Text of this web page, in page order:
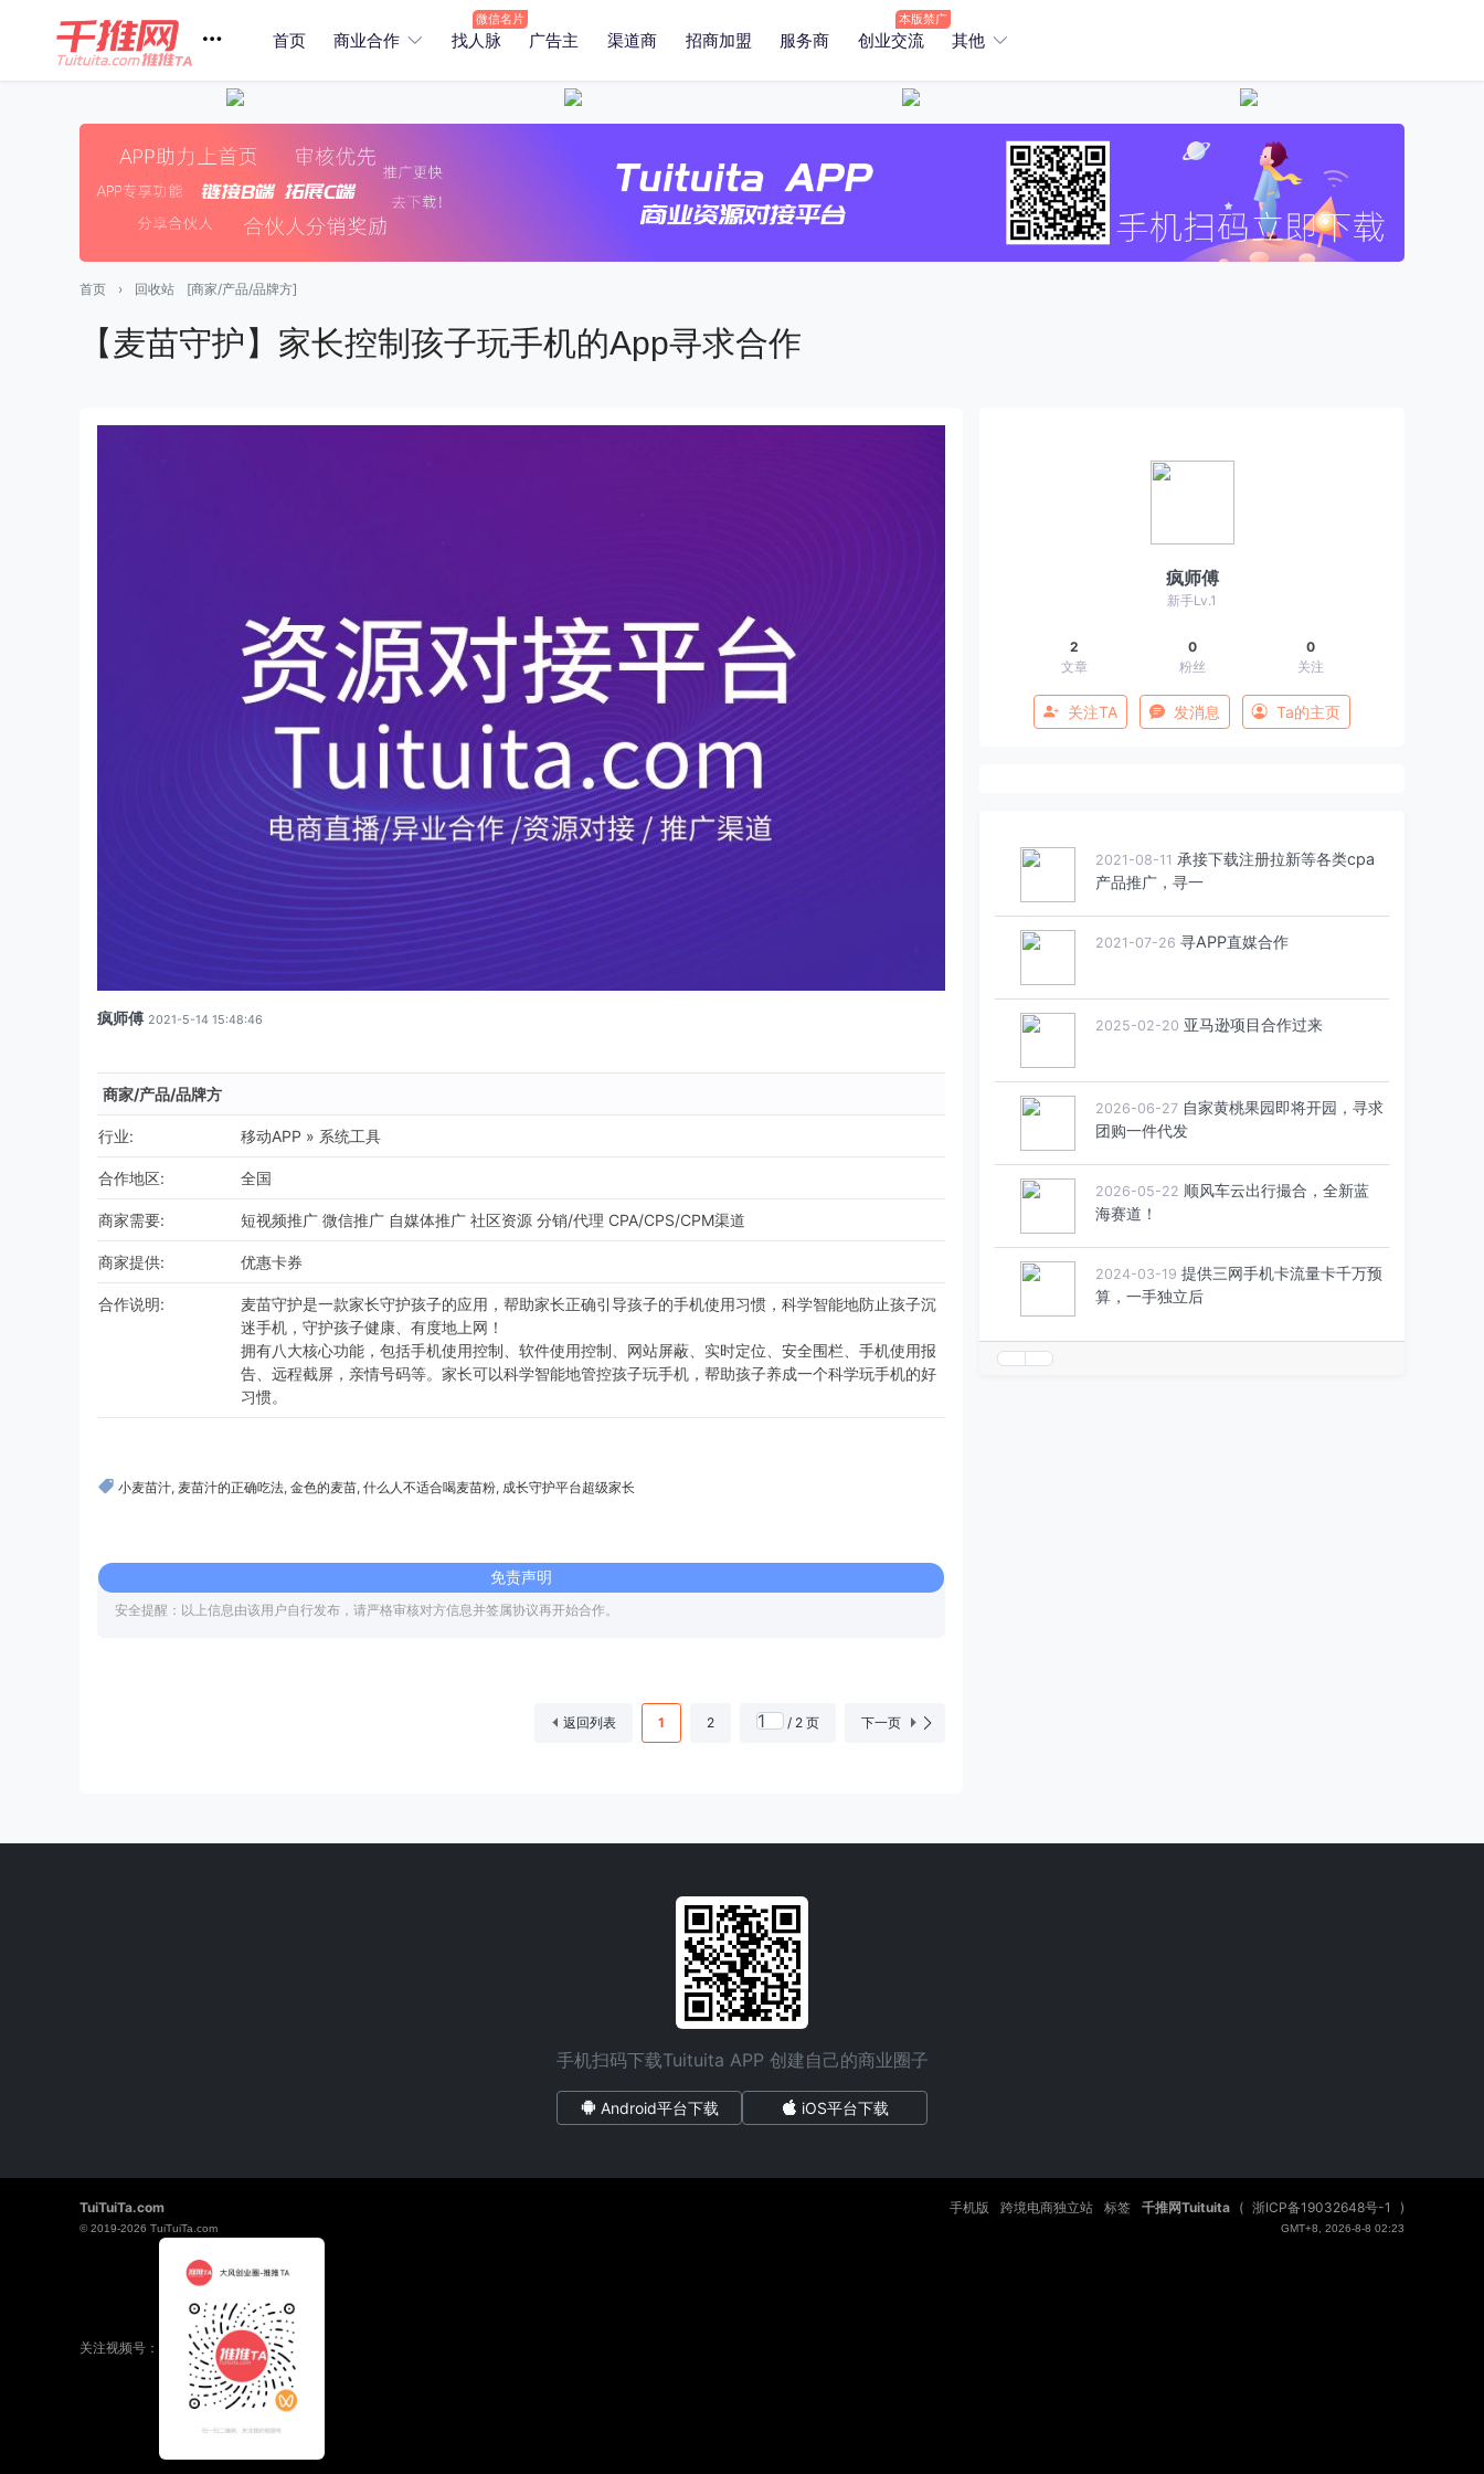
首页 商业合作 找人脉 广告主 渠道商 招商加盟 服务商 创业交流 其他
首页 › 回收站 [商家/产品/品牌方]
【麦苗守护】家长控制孩子玩手机的App寻求合作
疯师傅 2021-5-14 15:48:46
商家/产品/品牌方
行业: 移动APP » 系统工具
合作地区: 全国
商家需要: 短视频推广 微信推广 自媒体推广 社区资源 分销/代理 CPA/CPS/CPM渠道
商家提供: 优惠卡券
合作说明:
麦苗守护是一款家长守护孩子的应用，帮助家长正确引导孩子的手机使用习惯，科学智能地防止孩子沉
迷手机，守护孩子健康、有度地上网！
拥有八大核心功能，包括手机使用控制、软件使用控制、网站屏蔽、实时定位、安全围栏、手机使用报
告、远程截屏，亲情号码等。家长可以科学智能地管控孩子玩手机，帮助孩子养成一个科学玩手机的好
习惯。
小麦苗汁, 麦苗汁的正确吃法, 金色的麦苗, 什么人不适合喝麦苗粉, 成长守护平台超级家长
免责声明
安全提醒：以上信息由该用户自行发布，请严格审核对方信息并签属协议再开始合作。
1 2 / 2 页 下一页
返回列表
疯师傅
新手Lv.1
2
文章
0
粉丝
0
关注
关注TA 发消息 Ta的主页
2021-08-11 承接下载注册拉新等各类cpa
产品推广，寻一
2021-07-26 寻APP直媒合作
2025-02-20 亚马逊项目合作过来
2026-06-27 自家黄桃果园即将开园，寻求
团购一件代发
2026-05-22 顺风车云出行撮合，全新蓝
海赛道！
2024-03-19 提供三网手机卡流量卡千万预
算，一手独立后
手机扫码下载Tuituita APP 创建自己的商业圈子
Android平台下载 iOS平台下载
手机版 跨境电商独立站 标签 千推网Tuituita ( 浙ICP备19032648号-1 )
GMT+8, 2026-8-8 02:23
TuiTuiTa.com
© 2019-2026 TuiTuiTa.com
关注视频号：